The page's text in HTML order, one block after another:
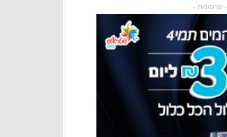
- פרסומת -